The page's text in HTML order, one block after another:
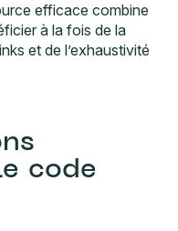
efficace combine
à la fois de la
et de l’exhaustivité
code